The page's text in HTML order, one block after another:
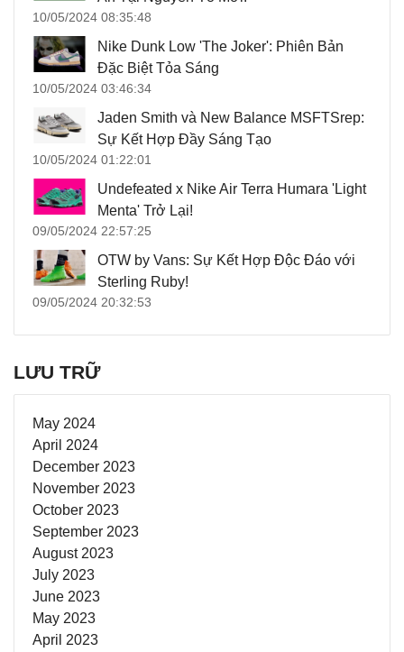
10/05/2024 08:35:48
Nike Dunk Low 'The Joker': Phiên Bản
Đặc Biệt Tỏa Sáng
10/05/2024 03:46:34
Jaden Smith và New Balance MSFTSrep:
Sự Kết Hợp Đầy Sáng Tạo
10/05/2024 01:22:01
Undefeated x Nike Air Terra Humara 'Light
Menta' Trở Lại!
09/05/2024 22:57:25
OTW by Vans: Sự Kết Hợp Độc Đáo với
Sterling Ruby!
09/05/2024 20:32:53
LƯU TRỮ
May 2024
April 2024
December 2023
November 2023
October 2023
September 2023
August 2023
July 2023
June 2023
May 2023
April 2023